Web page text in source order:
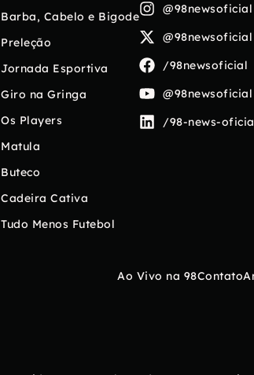
Barba, Cabelo e Bigode
Preleção
Jornada Esportiva
Giro na Gringa
Os Players
Matula
Buteco
Cadeira Cativa
Tudo Menos Futebol
@98newsoficial
@98newsoficial
/98newsoficial
@98newsoficial
/98-news-
Ao Vivo na 98Contato